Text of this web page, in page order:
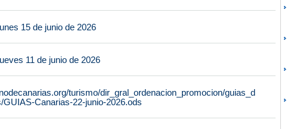
15 de junio de 2026
11 de junio de 2026
turismo/dir_gral_ordenacion_promocion/guias_d
Canarias-22-junio-2026.ods